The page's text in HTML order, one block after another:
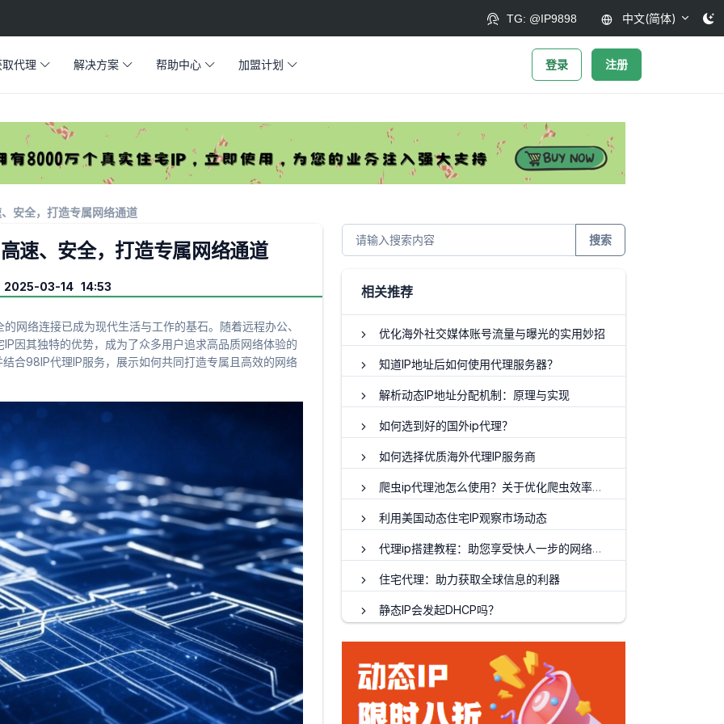
TG: @IP9898 中文(简体)
登录 注册
取代理 解决方案 帮助中心 加盟计划
安全，打造专属网络通道
速、安全，打造专属网络通道
2025-03-14 14:53
网络连接已成为现代生活与工作的基石。随着远程办公、
因其独特的优势，成为了众多用户追求高品质网络体验的
合98IP代理IP服务，展示如何共同打造专属且高效的网络
搜索
相关推荐
优化海外社交媒体账号流量与曝光的实用妙招
知道IP地址后如何使用代理服务器？
解析动态IP地址分配机制：原理与实现
如何选到好的国外ip代理？
如何选择优质海外代理IP服务商
爬虫ip代理池怎么使用？关于优化爬虫效率的指导建议
利用美国动态住宅IP观察市场动态
代理ip搭建教程：助您享受快人一步的网络体验
住宅代理：助力获取全球信息的利器
静态IP会发起DHCP吗？